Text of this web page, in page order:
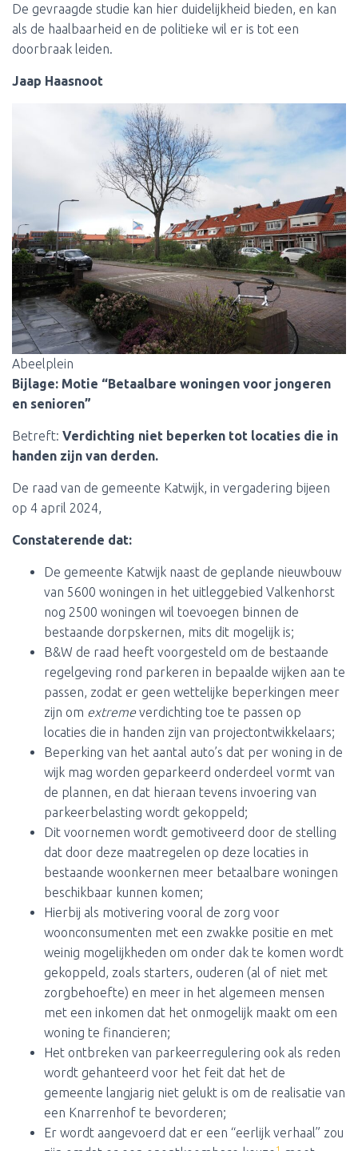
De gevraagde studie kan hier duidelijkheid bieden, en kan
als de haalbaarheid en de politieke wil er is tot een
doorbraak leiden.
Jaap Haasnoot
Abeelplein
Bijlage: Motie “Betaalbare woningen voor jongeren
en senioren”
Betreft: Verdichting niet beperken tot locaties die in
handen zijn van derden.
De raad van de gemeente Katwijk, in vergadering bijeen
op 4 april 2024,
Constaterende dat:
De gemeente Katwijk naast de geplande nieuwbouw
van 5600 woningen in het uitleggebied Valkenhorst
nog 2500 woningen wil toevoegen binnen de
bestaande dorpskernen, mits dit mogelijk is;
B&W de raad heeft voorgesteld om de bestaande
regelgeving rond parkeren in bepaalde wijken aan te
passen, zodat er geen wettelijke beperkingen meer
zijn om extreme verdichting toe te passen op
locaties die in handen zijn van projectontwikkelaars;
Beperking van het aantal auto’s dat per woning in de
wijk mag worden geparkeerd onderdeel vormt van
de plannen, en dat hieraan tevens invoering van
parkeerbelasting wordt gekoppeld;
Dit voornemen wordt gemotiveerd door de stelling
dat door deze maatregelen op deze locaties in
bestaande woonkernen meer betaalbare woningen
beschikbaar kunnen komen;
Hierbij als motivering vooral de zorg voor
woonconsumenten met een zwakke positie en met
weinig mogelijkheden om onder dak te komen wordt
gekoppeld, zoals starters, ouderen (al of niet met
zorgbehoefte) en meer in het algemeen mensen
met een inkomen dat het onmogelijk maakt om een
woning te financieren;
Het ontbreken van parkeerregulering ook als reden
wordt gehanteerd voor het feit dat het de
gemeente langjarig niet gelukt is om de realisatie van
een Knarrenhof te bevorderen;
Er wordt aangevoerd dat er een “eerlijk verhaal” zou